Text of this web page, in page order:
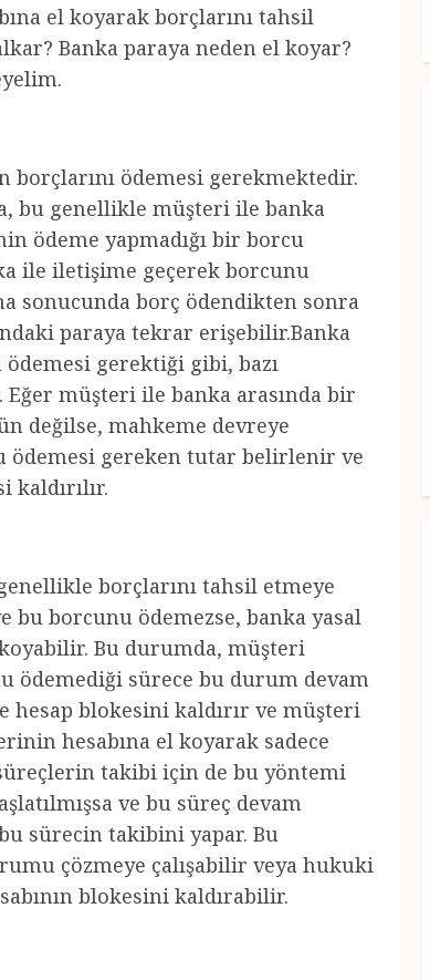
el koyarak borçlarını tahsil
Banka paraya neden el koyar?
borçlarını ödemesi gerekmektedir.
bu genellikle müşteri ile banka
ödeme yapmadığı bir borcu
ile iletişime geçerek borcunu
sonucunda borç ödendikten sonra
paraya tekrar erişebilir.Banka
gerektiği gibi, bazı
müşteri ile banka arasında bir
değilse, mahkeme devreye
ödemesi gereken tutar belirlenir ve
kaldırılır.
borçlarını tahsil etmeye
bu borcunu ödemezse, banka yasal
Bu durumda, müşteri
ödemediği sürece bu durum devam
hesap blokesini kaldırır ve müşteri
hesabına el koyarak sadece
takibi için de bu yöntemi
ve bu süreç devam
sürecin takibini yapar. Bu
çözmeye çalışabilir veya hukuki
blokesini kaldırabilir.